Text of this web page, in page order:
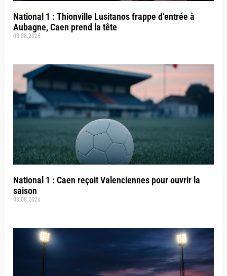
National 1 : Thionville Lusitanos frappe d’entrée à
Aubagne, Caen prend la tête
08.08.2026
National 1 : Caen reçoit Valenciennes pour ouvrir la
saison
03.08.2026